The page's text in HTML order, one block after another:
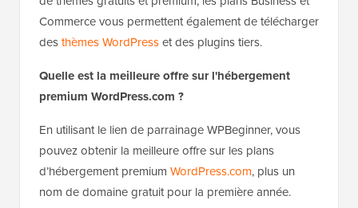
Commerce vous permettent également de télécharger
desthèmes WordPresset des plugins tiers.
Quelle est la meilleure offre sur l'hébergement
premium WordPress.com ?
En utilisant le lien de parrainage WPBeginner, vous
pouvez obtenir la meilleure offre sur les plans
d’hébergement premium WordPress.com, plus un
nom de domaine gratuit pour la première année.